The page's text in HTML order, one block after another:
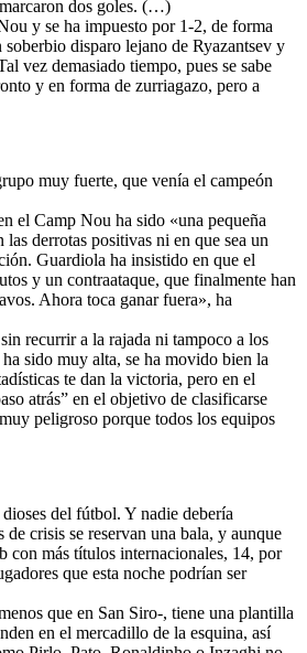
dos goles. (…)
y se ha impuesto por 1-2, de forma
disparo lejano de Ryazantsev y
vez demasiado tiempo, pues se sabe
y en forma de zurriagazo, pero a
muy fuerte, que venía el campeón
el Camp Nou ha sido «una pequeña
derrotas positivas ni en que sea un
Guardiola ha insistido en que el
y un contraataque, que finalmente han
Ahora toca ganar fuera», ha
recurrir a la rajada ni tampoco a los
sido muy alta, se ha movido bien la
te dan la victoria, pero en el
atrás” en el objetivo de clasificarse
peligroso porque todos los equipos
del fútbol. Y nadie debería
crisis se reservan una bala, y aunque
con más títulos internacionales, 14, por
que esta noche podrían ser
que en San Siro-, tiene una plantilla
en el mercadillo de la esquina, así